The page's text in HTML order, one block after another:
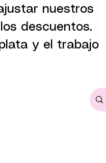
nuestros
descuentos.
y el trabajo